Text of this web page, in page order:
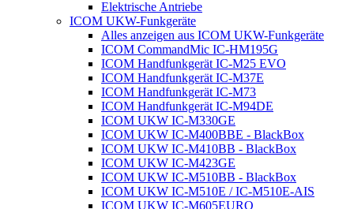
Elektrische Antriebe
ICOM UKW-Funkgeräte
Alles anzeigen aus ICOM UKW-Funkgeräte
ICOM CommandMic IC-HM195G
ICOM Handfunkgerät IC-M25 EVO
ICOM Handfunkgerät IC-M37E
ICOM Handfunkgerät IC-M73
ICOM Handfunkgerät IC-M94DE
ICOM UKW IC-M330GE
ICOM UKW IC-M400BBE - BlackBox
ICOM UKW IC-M410BB - BlackBox
ICOM UKW IC-M423GE
ICOM UKW IC-M510BB - BlackBox
ICOM UKW IC-M510E / IC-M510E-AIS
ICOM UKW IC-M605EURO